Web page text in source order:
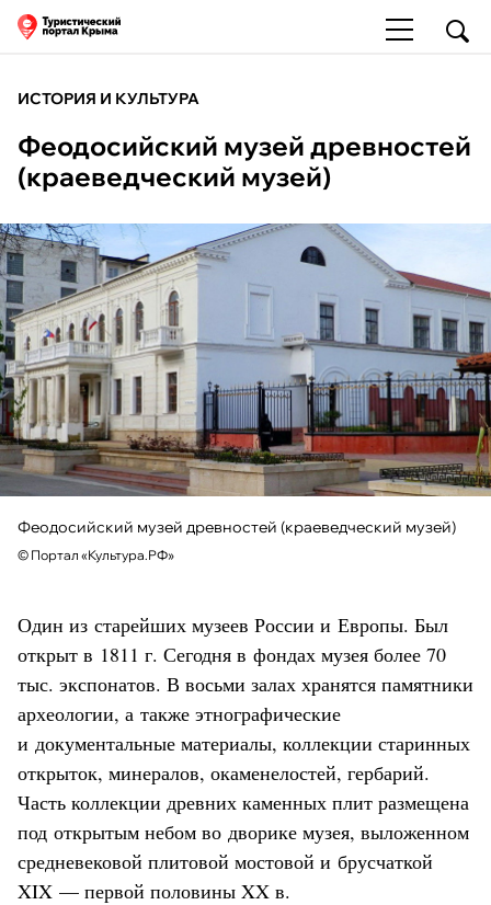
ИСТОРИЯ И КУЛЬТУРА
Феодосийский музей древностей
(краеведческий музей)
Феодосийский музей древностей (краеведческий музей)
© Портал «Культура.РФ»
Один из старейших музеев России и Европы. Был
открыт в 1811 г. Сегодня в фондах музея более 70
тыс. экспонатов. В восьми залах хранятся памятники
археологии, а также этнографические
и документальные материалы, коллекции старинных
открыток, минералов, окаменелостей, гербарий.
Часть коллекции древних каменных плит размещена
под открытым небом во дворике музея, выложенном
средневековой плитовой мостовой и брусчаткой
XIX — первой половины XX в.